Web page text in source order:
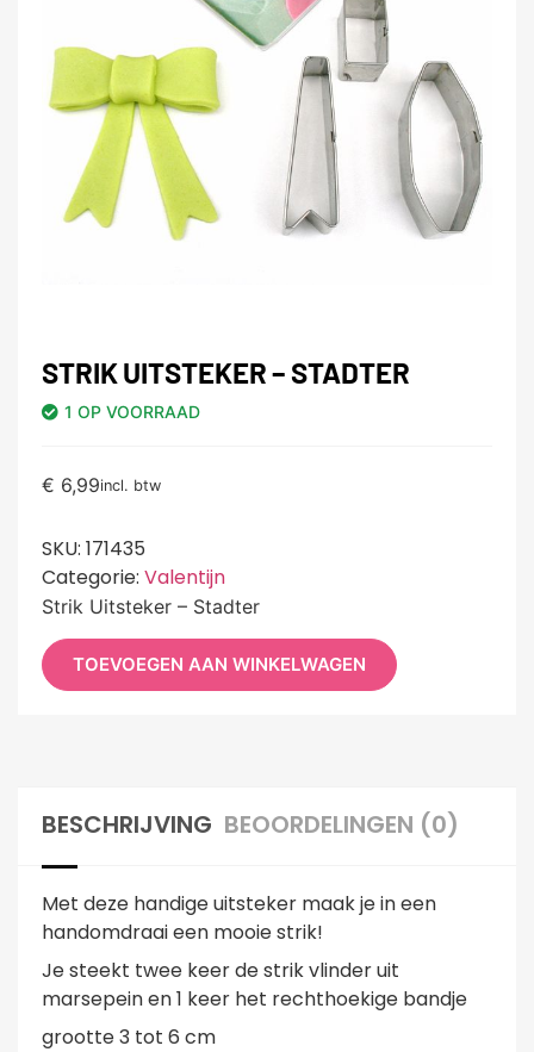
STRIK UITSTEKER – STADTER
1 OP VOORRAAD
€ 6,99incl. btw
SKU: 171435
Categorie: Valentijn
Strik Uitsteker – Stadter
TOEVOEGEN AAN WINKELWAGEN
BESCHRIJVING BEOORDELINGEN (0)
Met deze handige uitsteker maak je in een
handomdraai een mooie strik!
Je steekt twee keer de strik vlinder uit
marsepein en 1 keer het rechthoekige bandje
grootte 3 tot 6 cm